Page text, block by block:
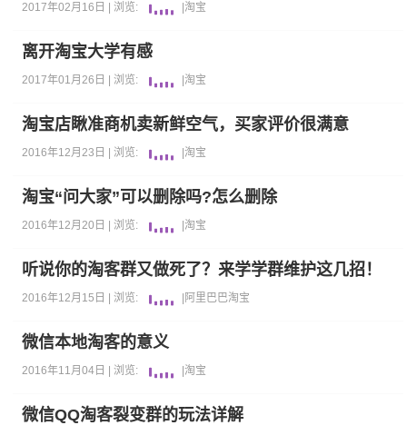
2017年02月16日 | 浏览: |淘宝
离开淘宝大学有感
2017年01月26日 | 浏览: |淘宝
淘宝店瞅准商机卖新鲜空气，买家评价很满意
2016年12月23日 | 浏览: |淘宝
淘宝“问大家”可以删除吗?怎么删除
2016年12月20日 | 浏览: |淘宝
听说你的淘客群又做死了？来学学群维护这几招！
2016年12月15日 | 浏览: 阿里巴巴淘宝
微信本地淘客的意义
2016年11月04日 | 浏览: |淘宝
微信QQ淘客裂变群的玩法详解